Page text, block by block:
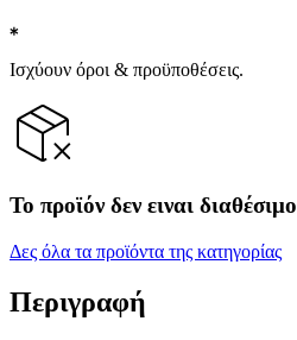
Ισχύουν όροι & προϋποθέσεις.
Το προϊόν δεν ειναι διαθέσιμο
Δες όλα τα προϊόντα της κατηγορίας
Περιγραφή